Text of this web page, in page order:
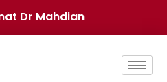
Dr Mahdian